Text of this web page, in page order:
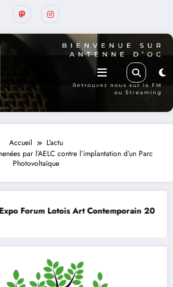
Accueil
L'actu
par l’AELC contre l’implantation d’un Parc
Photovoltaïque
2026 Conte à la